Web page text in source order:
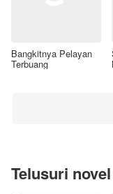
Bangkitnya Pelayan
Terbuang
Telusuri